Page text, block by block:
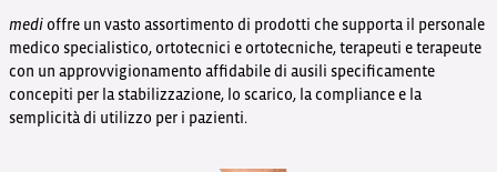
medioffre un vasto assortimento di prodotti che supporta il personale
medico specialistico, ortotecnici e ortotecniche, terapeuti e terapeute
con un approvvigionamento affidabile di ausili specificamente
concepiti per la stabilizzazione, lo scarico, la compliance e la
semplicità di utilizzo per i pazienti.